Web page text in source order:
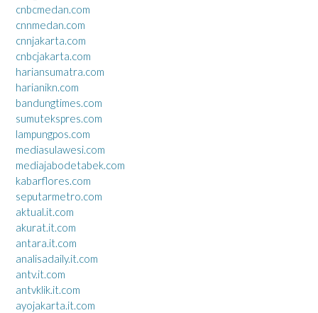
cnbcmedan.com
cnnmedan.com
cnnjakarta.com
cnbcjakarta.com
hariansumatra.com
harianikn.com
bandungtimes.com
sumutekspres.com
lampungpos.com
mediasulawesi.com
mediajabodetabek.com
kabarflores.com
seputarmetro.com
aktual.it.com
akurat.it.com
antara.it.com
analisadaily.it.com
antv.it.com
antvklik.it.com
ayojakarta.it.com